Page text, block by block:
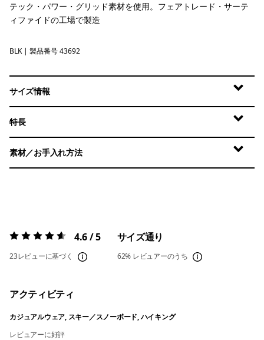
テック・パワー・グリッド素材を使用。フェアトレード・サーテ
ィファイドの工場で製造
Black
BLK | 製品番号 43692
サイズ情報
特長
素材／お手入れ方法
評価:4.6 / 5 4.6 / 5
23レビューに基づく
サイズ通り
62% レビュアーのうち
アクティビティ
カジュアルウェア, スキー／スノーボード, ハイキング
レビュアーに好評